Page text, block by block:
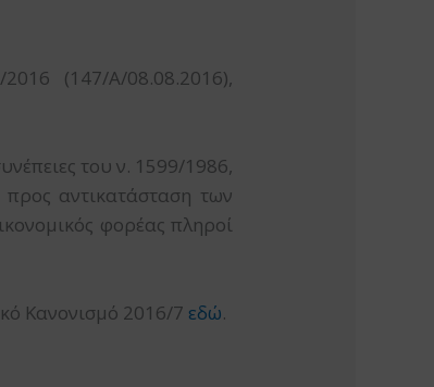
(147/A/08.08.2016),
του ν. 1599/1986,
αντικατάσταση των
φορέας πληροί
Κανονισμό 2016/7 εδώ.